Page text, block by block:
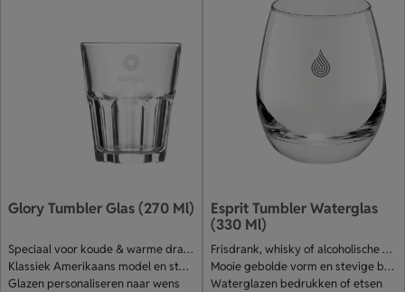
Glory Tumbler Glas (270 Ml)
Speciaal voor koude & warme dranken
Klassiek Amerikaans model en stapelbaar
Glazen personaliseren naar wens
Esprit Tumbler Waterglas
(330 Ml)
Frisdrank, whisky of alcoholische drank
Mooie gebolde vorm en stevige bodem
Waterglazen bedrukken of etsen